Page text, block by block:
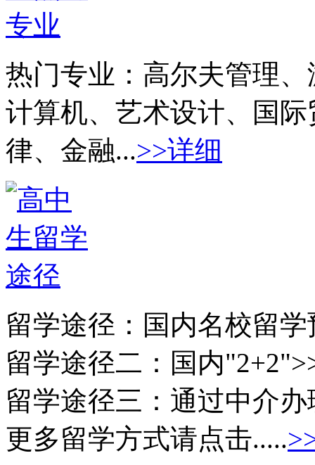
热门专业： 高尔夫管理
计算机、艺术设计、国
律、金融...>>详细
留学途径： 国内名校留
留学途径二： 国内
留学途径三： 通过中介办
更多留学方式请点击.....